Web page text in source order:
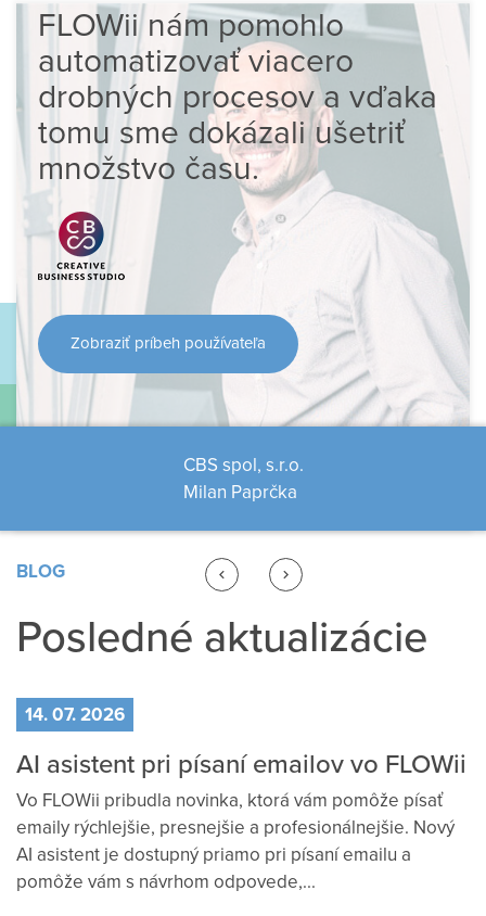
CBS spol, s.r.o.
Milan Paprčka
FLOWii nám pomohlo
automatizovať viacero
drobných procesov a vďaka
tomu sme dokázali ušetriť
množstvo času.
Zobraziť príbeh používateľa
keyboard_arrow_leftPrevious
keyboard_arrow_rightNext
BLOG
Posledné aktualizácie
14. 07. 2026
AI asistent pri písaní emailov vo FLOWii
Vo FLOWii pribudla novinka, ktorá vám pomôže písať
emaily rýchlejšie, presnejšie a profesionálnejšie. Nový
AI asistent je dostupný priamo pri písaní emailu a
pomôže vám s návrhom odpovede,...